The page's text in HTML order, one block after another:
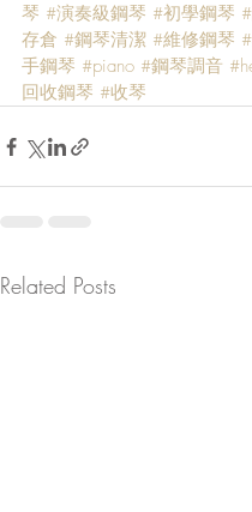
琴 #演奏級鋼琴 #初學鋼琴
存倉 #鋼琴清潔 #維修鋼琴
手鋼琴 #piano #鋼琴調音
回收鋼琴 #收琴
Related Posts